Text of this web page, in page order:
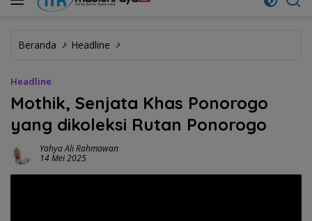
Beranda Headline
Headline
Mothik, Senjata Khas Ponorogo
yang dikoleksi Rutan Ponorogo
Yahya Ali Rahmawan
14 Mei 2025